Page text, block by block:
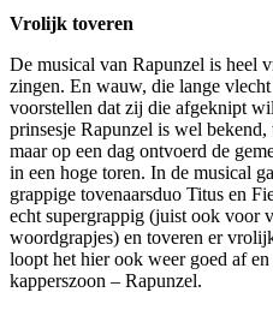
Vrolijk toveren
De musical van Rapunzel is heel
zingen. En wauw, die lange
voorstellen dat zij die afgeknipt
prinsesje Rapunzel is wel
maar op een dag ontvoerd de
in een hoge toren. In de musical
grappige tovenaarsduo Titus en
echt supergrappig (juist ook voor
woordgrapjes) en toveren er
loopt het hier ook weer goed af
kapperszoon – Rapunzel.